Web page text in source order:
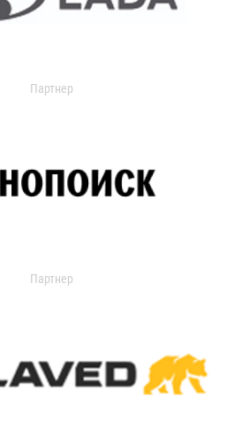
Партнер
Партнер